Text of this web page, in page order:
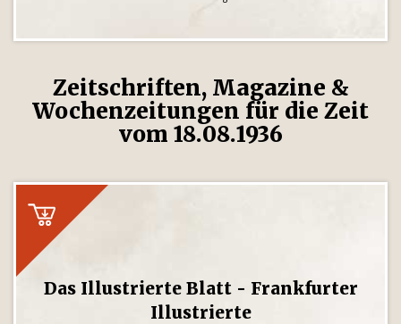
Zeitschriften, Magazine &
Wochenzeitungen für die Zeit
vom 18.08.1936
Das Illustrierte Blatt - Frankfurter
Illustrierte